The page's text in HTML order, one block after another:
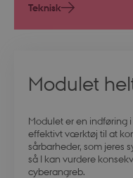
Teknisk
Modulet
Modulet er en indføring
effektivt værktøj til at
sårbarheder, som jeres
så I kan vurdere
cyberangreb.